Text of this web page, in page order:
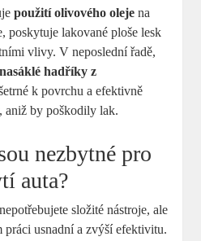
použití olivového oleje na
poskytuje lakované ploše lesk
vlivy. V neposlední řadě,
nasáklé hadříky z
k povrchu a efektivně
aniž by poškodily lak.
nezbytné pro
auta?
složité nástroje, ale
práci usnadní a zvýší efektivitu.